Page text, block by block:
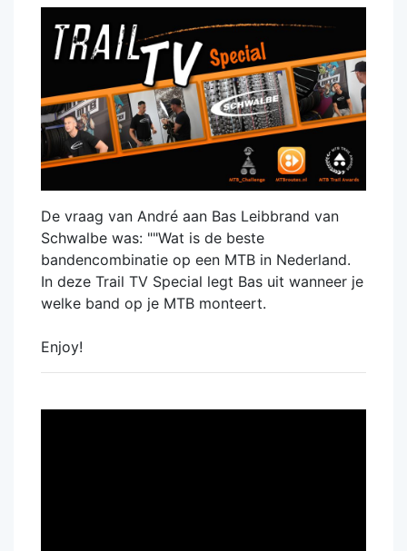
De vraag van André aan Bas Leibbrand van
Schwalbe was: ""Wat is de beste
bandencombinatie op een MTB in Nederland.
In deze Trail TV Special legt Bas uit wanneer je
welke band op je MTB monteert.
Enjoy!